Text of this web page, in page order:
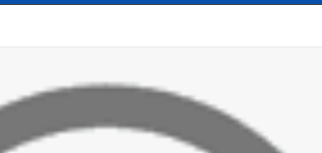
We are hiring in Saida - Apply now before 14 august ...مطلوب موظفة للعمل في الأكاديمية الدولية لبناء القدرات -صيدا
بلدية صيدا ومؤسسة الحريري تعقدان الاجتماع التشاوري الأول
خرق إسرائيلي في زوطر الغربية وساتر ترابي قبالة آخر نقطة للجيش